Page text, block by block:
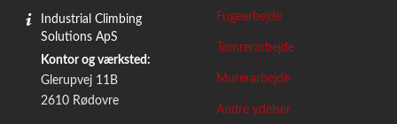
Industrial Climbing
Solutions ApS
Kontor og værksted:
Glerupvej 11B
2610 Rødovre
Fugearbejde
Tømrerarbejde
Murerarbejde
Andre ydelser